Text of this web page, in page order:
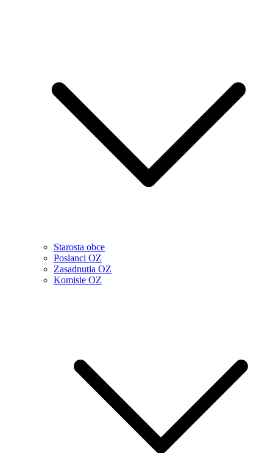
Starosta obce
Poslanci OZ
Zasadnutia OZ
Komisie OZ